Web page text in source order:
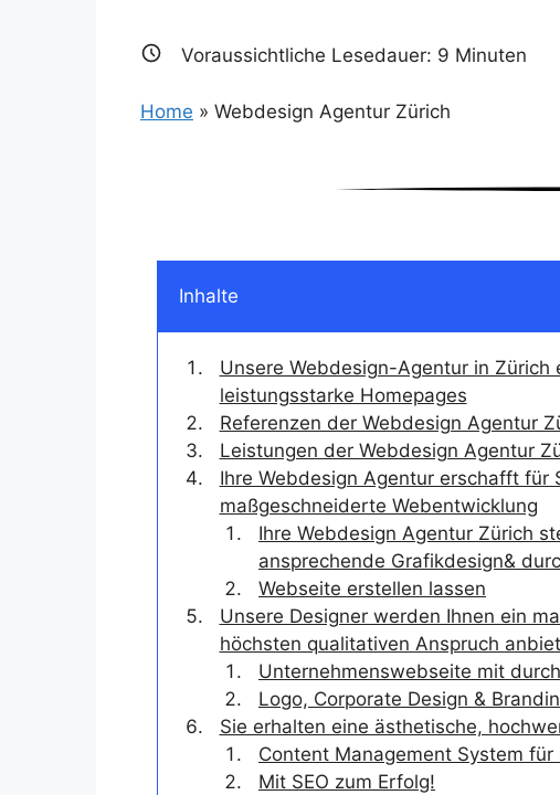
Voraussichtliche Lesedauer: 9 Minuten
Home » Webdesign Agentur Zürich
Inhalte
Unsere Webdesign-Agentur in
leistungsstarke Homepages
Referenzen der Webdesign Agentur
Leistungen der Webdesign Agentur
Ihre Webdesign Agentur erschafft für
maßgeschneiderte Webentwicklung
Ihre Webdesign Agentur Zürich
ansprechende Grafikdesign&
Webseite erstellen lassen
Unsere Designer werden Ihnen ein
höchsten qualitativen Anspruch
Unternehmenswebseite mit
Logo, Corporate Design &
Sie erhalten eine ästhetische,
Content Management System für
Mit SEO zum Erfolg!